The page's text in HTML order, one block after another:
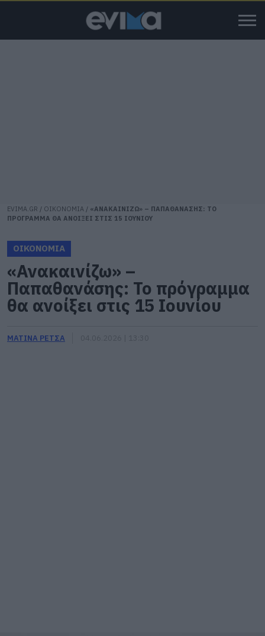
EVIMA.GR / ΟΙΚΟΝΟΜΙΑ / «ΑΝΑΚΑΙΝΙΖΩ» – ΠΑΠΑΘΑΝΑΣΗΣ: ΤΟ
ΠΡΟΓΡΑΜΜΑ ΘΑ ΑΝΟΙΞΕΙ ΣΤΙΣ 15 ΙΟΥΝΙΟΥ
ΟΙΚΟΝΟΜΙΑ
«Ανακαινίζω» –
Παπαθανάσης: Το πρόγραμμα
θα ανοίξει στις 15 Ιουνίου
ΜΑΤΙΝΑ ΡΕΤΣΑ